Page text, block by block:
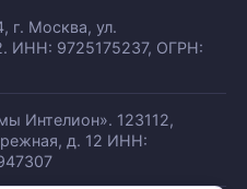
г. Москва, ул.
ИНН: 9725175237, ОГРН:
Интелион». 123112,
д. 12 ИНН: